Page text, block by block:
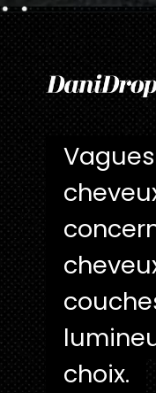
Ouverture
choix.
choix.